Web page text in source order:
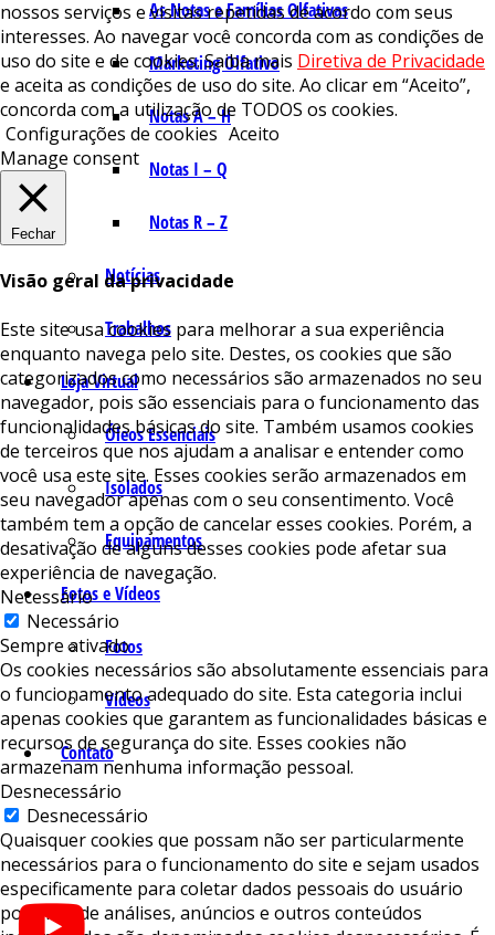
As Notas e Famílias Olfativas
Marketing Olfativo
Notas A – H
Notas I – Q
Notas R – Z
Notícias
Trabalhos
Loja Virtual
Óleos Essenciais
Isolados
Equipamentos
Fotos e Vídeos
Fotos
Vídeos
Contato
nossos serviços e visitas repetidas de acordo com seus
interesses. Ao navegar você concorda com as condições de
uso do site e de cookies. Saiba mais Diretiva de Privacidade
e aceita as condições de uso do site. Ao clicar em “Aceito”,
concorda com a utilização de TODOS os cookies.
Configurações de cookies Aceito
Manage consent
Fechar
Visão geral da privacidade
Este site usa cookies para melhorar a sua experiência
enquanto navega pelo site. Destes, os cookies que são
categorizados como necessários são armazenados no seu
navegador, pois são essenciais para o funcionamento das
funcionalidades básicas do site. Também usamos cookies
de terceiros que nos ajudam a analisar e entender como
você usa este site. Esses cookies serão armazenados em
seu navegador apenas com o seu consentimento. Você
também tem a opção de cancelar esses cookies. Porém, a
desativação de alguns desses cookies pode afetar sua
experiência de navegação.
Necessário
Necessário
Sempre ativado
Os cookies necessários são absolutamente essenciais para
o funcionamento adequado do site. Esta categoria inclui
apenas cookies que garantem as funcionalidades básicas e
recursos de segurança do site. Esses cookies não
armazenam nenhuma informação pessoal.
Desnecessário
Desnecessário
Quaisquer cookies que possam não ser particularmente
necessários para o funcionamento do site e sejam usados ​​
especificamente para coletar dados pessoais do usuário
por meio de análises, anúncios e outros conteúdos